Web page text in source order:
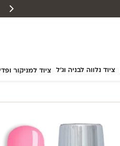
ציוד נלווה לבניה וג'ל ציוד למניקור